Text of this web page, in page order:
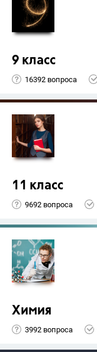
9 класс
16392 вопроса
11 класс
9692 вопроса
Химия
3992 вопроса